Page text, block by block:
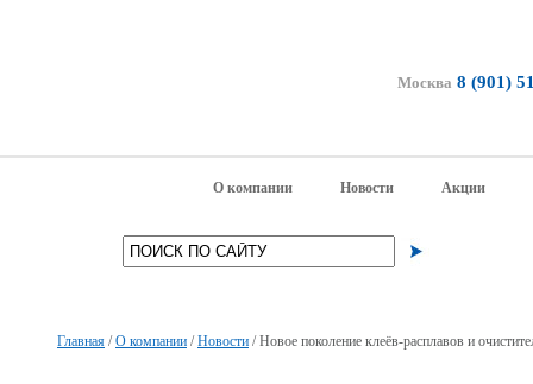
Москва 8 (901)
О компании Новости Акции
Главная /О компании /Новости /Новое поколение клеёв-расплавов и